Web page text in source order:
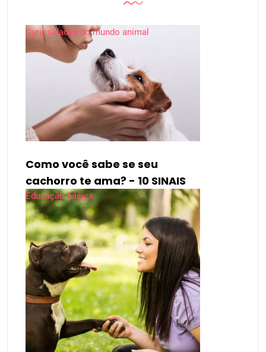
Curiosidades do mundo animal
Como você sabe se seu
cachorro te ama? - 10 SINAIS
Educação básica